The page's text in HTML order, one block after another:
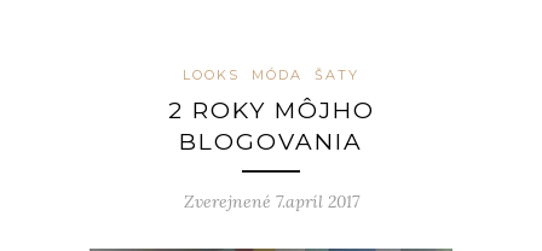
LOOKS MÓDA ŠATY
2 ROKY MÔJHO
BLOGOVANIA
Zverejnené 7.apríl 2017